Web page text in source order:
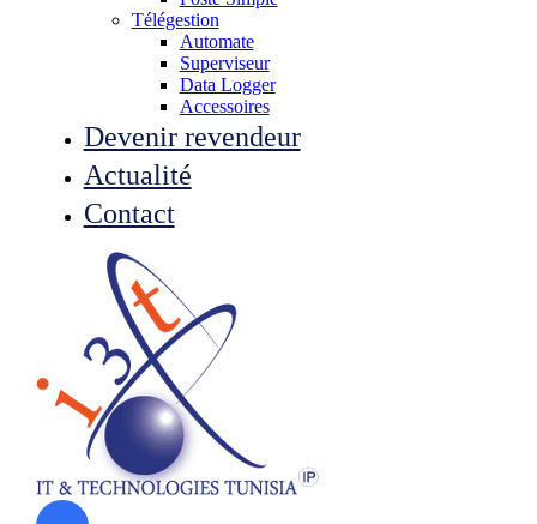
Télégestion
Automate
Superviseur
Data Logger
Accessoires
Devenir revendeur
Actualité
Contact